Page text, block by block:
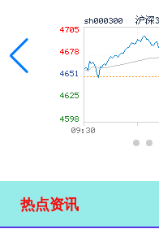
热点资讯